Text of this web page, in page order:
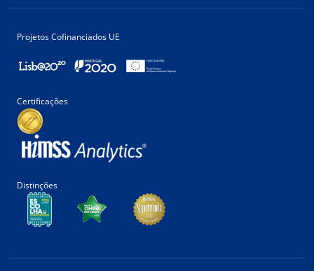
Projetos Cofinanciados UE
Certificações
Distinções